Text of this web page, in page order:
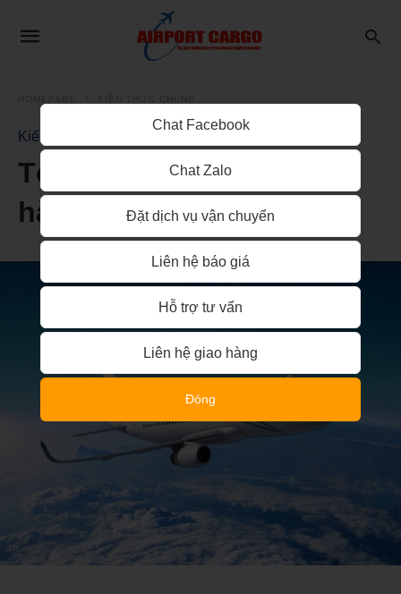
Kiến thức chung
Tổng quan về vận tải
hàng không
Chat Facebook
Chat Zalo
Đặt dịch vụ vận chuyển
Liên hệ báo giá
Hỗ trợ tư vấn
Liên hệ giao hàng
Đóng